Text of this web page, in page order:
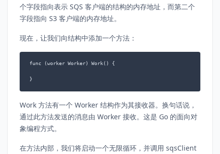
个字段指向表示 SQS 客户端的结构的内存地址，而第二个
字段指向 S3 客户端的内存地址。
现在，让我们向结构中添加一个方法：
func (worker Worker) Work() {
Work 方法有一个 Worker 结构作为其接收器。换句话说，
通过此方法发送的消息由 Worker 接收。这是 Go 的面向对
象编程方式。
在方法内部，我们将启动一个无限循环，并调用 sqsClient